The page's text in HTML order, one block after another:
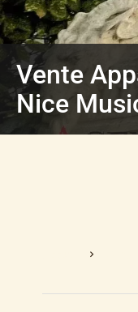
Vente
Nice